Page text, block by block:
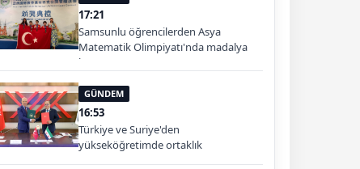
17:21
Samsunlu öğrencilerden Asya
Matematik Olimpiyatı'nda madalya
başarısı
GÜNDEM
16:53
Türkiye ve Suriye'den
yükseköğretimde ortaklık